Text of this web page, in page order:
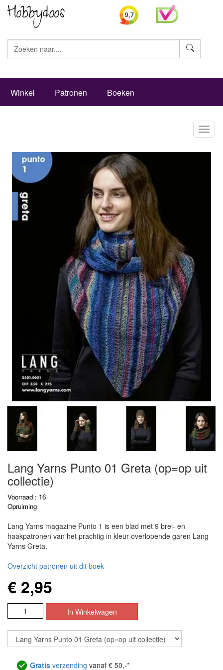
Winkel Patronen Boeken
Lang Yarns Punto 01 Greta (op=op uit
collectie)
Voorraad : 16
Opruiming
Lang Yarns magazine Punto 1 is een blad met 9 brei- en
haakpatronen van het prachtig in kleur overlopende garen Lang
Yarns Greta.
Overzicht patronen uit dit boek
€ 2,95
Gratis verzending vanaf € 50,-*